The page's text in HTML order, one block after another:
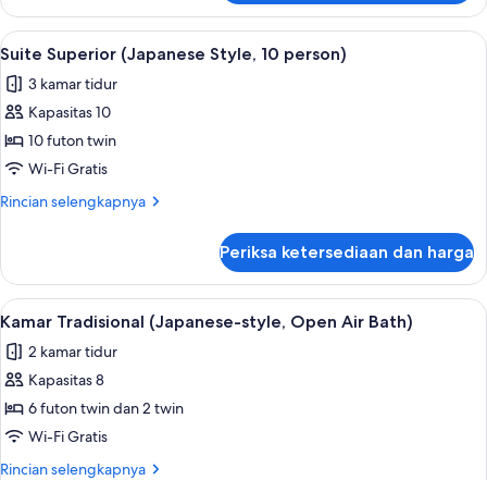
Suite
Superior
(Japanese
Lihat
semua
foto
untuk
Suite
Superior
(Japanese
person)
Suite Superior (Japanese Style, 10
1
Suite Superior (Japanese Style, 10 person)
3 kamar tidur
Kapasitas 10
10 futon twin
Wi-Fi Gratis
Rincian selengkapnya
Rincian
Suite
Superior
(Japanese
10
person)
Periksa ketersediaan dan harga
Lihat
semua
foto
untuk
Kamar
Tradisional
(Japanese-
Kamar Tradisional (Japanese-style,
42
Kamar Tradisional (Japanese-style, Open Air Bath)
2 kamar tidur
Kapasitas 8
6 futon twin dan 2 twin
Wi-Fi Gratis
Rincian selengkapnya
Rincian